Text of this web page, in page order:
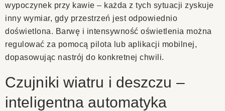
wypoczynek przy kawie – każda z tych sytuacji zyskuje
inny wymiar, gdy przestrzeń jest odpowiednio
doświetlona. Barwę i intensywność oświetlenia można
regulować za pomocą pilota lub aplikacji mobilnej,
dopasowując nastrój do konkretnej chwili.
Czujniki wiatru i deszczu –
inteligentna automatyka